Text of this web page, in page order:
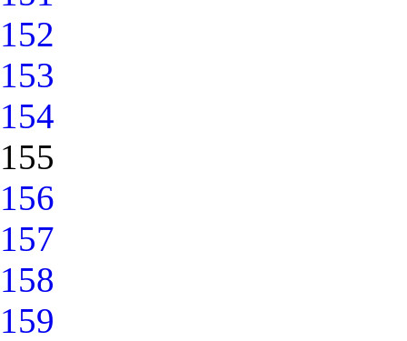
152
153
154
155
156
157
158
159